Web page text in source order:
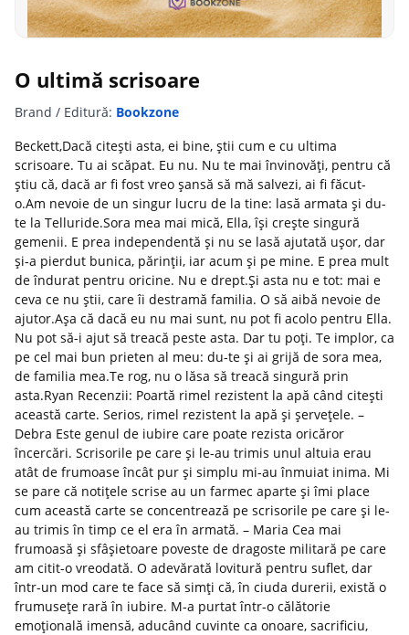
O ultimă scrisoare
Brand / Editură: Bookzone
Beckett,Dacă citești asta, ei bine, știi cum e cu ultima
scrisoare. Tu ai scăpat. Eu nu. Nu te mai învinovăți, pentru că
știu că, dacă ar fi fost vreo șansă să mă salvezi, ai fi făcut-
o.Am nevoie de un singur lucru de la tine: lasă armata și du-
te la Telluride.Sora mea mai mică, Ella, își crește singură
gemenii. E prea independentă și nu se lasă ajutată ușor, dar
și-a pierdut bunica, părinții, iar acum și pe mine. E prea mult
de îndurat pentru oricine. Nu e drept.Și asta nu e tot: mai e
ceva ce nu știi, care îi destramă familia. O să aibă nevoie de
ajutor.Așa că dacă eu nu mai sunt, nu pot fi acolo pentru Ella.
Nu pot să-i ajut să treacă peste asta. Dar tu poți. Te implor, ca
pe cel mai bun prieten al meu: du-te și ai grijă de sora mea,
de familia mea.Te rog, nu o lăsa să treacă singură prin
asta.Ryan Recenzii: Poartă rimel rezistent la apă când citești
această carte. Serios, rimel rezistent la apă și șervețele. –
Debra Este genul de iubire care poate rezista oricăror
încercări. Scrisorile pe care și le-au trimis unul altuia erau
atât de frumoase încât pur și simplu mi-au înmuiat inima. Mi
se pare că notițele scrise au un farmec aparte și îmi place
cum această carte se concentrează pe scrisorile pe care și le-
au trimis în timp ce el era în armată. – Maria Cea mai
frumoasă și sfâșietoare poveste de dragoste militară pe care
am citit-o vreodată. O adevărată lovitură pentru suflet, dar
într-un mod care te face să simți că, în ciuda durerii, există o
frumusețe rară în iubire. M-a purtat într-o călătorie
emoțională imensă, aducând cuvinte ca onoare, sacrificiu,